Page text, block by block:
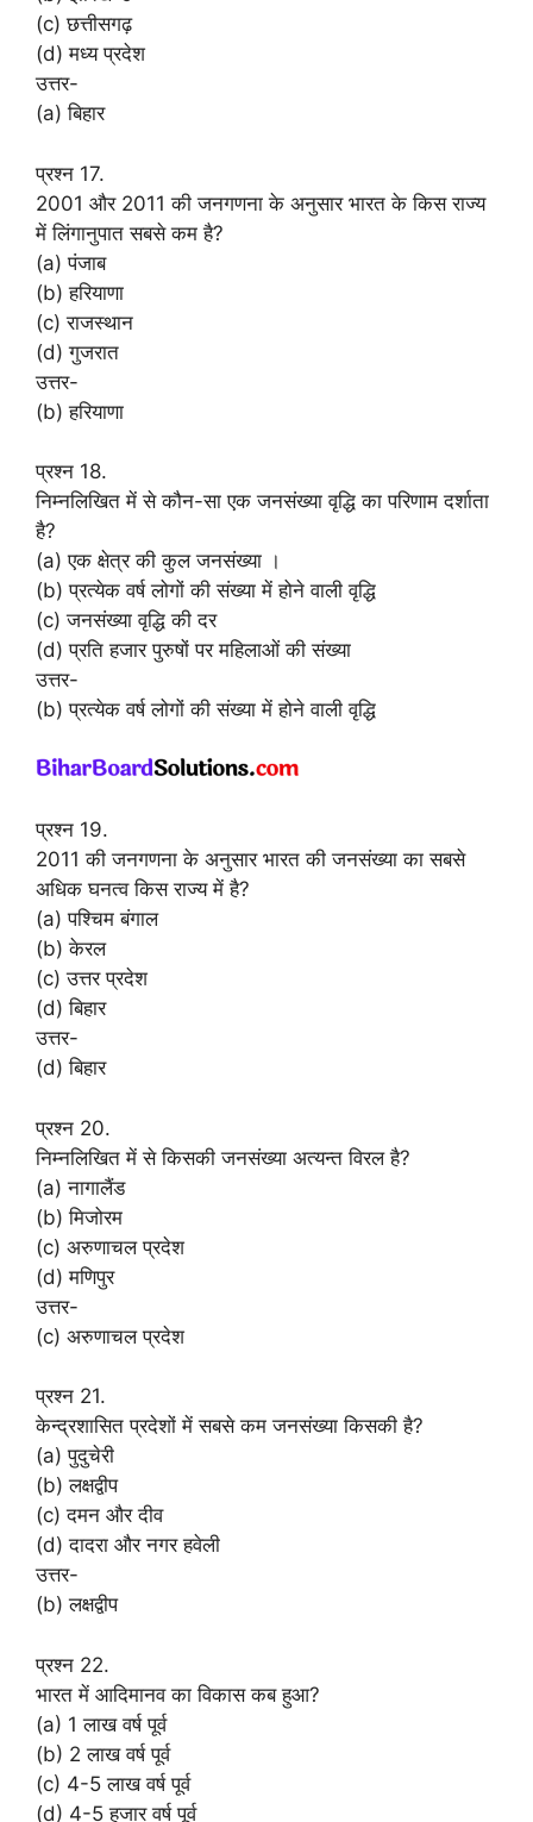
(c) छत्तीसगढ़
(d) मध्य प्रदेश
उत्तर-
(a) बिहार
प्रश्न 17.
2001 और 2011 की जनगणना के अनुसार भारत के किस राज्य
में लिंगानुपात सबसे कम है?
(a) पंजाब
(b) हरियाणा
(c) राजस्थान
(d) गुजरात
उत्तर-
(b) हरियाणा
प्रश्न 18.
निम्नलिखित में से कौन-सा एक जनसंख्या वृद्धि का परिणाम दर्शाता
है?
(a) एक क्षेत्र की कुल जनसंख्या ।
(b) प्रत्येक वर्ष लोगों की संख्या में होने वाली वृद्धि
(c) जनसंख्या वृद्धि की दर
(d) प्रति हजार पुरुषों पर महिलाओं की संख्या
उत्तर-
(b) प्रत्येक वर्ष लोगों की संख्या में होने वाली वृद्धि
प्रश्न 19.
2011 की जनगणना के अनुसार भारत की जनसंख्या का सबसे
अधिक घनत्व किस राज्य में है?
(a) पश्चिम बंगाल
(b) केरल
(c) उत्तर प्रदेश
(d) बिहार
उत्तर-
(d) बिहार
प्रश्न 20.
निम्नलिखित में से किसकी जनसंख्या अत्यन्त विरल है?
(a) नागालैंड
(b) मिजोरम
(c) अरुणाचल प्रदेश
(d) मणिपुर
उत्तर-
(c) अरुणाचल प्रदेश
प्रश्न 21.
केन्द्रशासित प्रदेशों में सबसे कम जनसंख्या किसकी है?
(a) पुदुचेरी
(b) लक्षद्वीप
(c) दमन और दीव
(d) दादरा और नगर हवेली
उत्तर-
(b) लक्षद्वीप
प्रश्न 22.
भारत में आदिमानव का विकास कब हुआ?
(a) 1 लाख वर्ष पूर्व
(b) 2 लाख वर्ष पूर्व
(c) 4-5 लाख वर्ष पूर्व
(d) 4-5 हजार वर्ष पूर्व